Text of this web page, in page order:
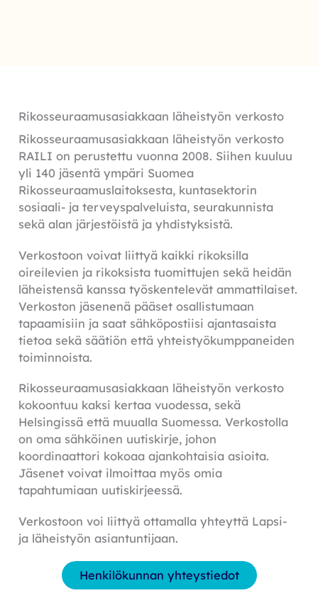
Rikosseuraamusasiakkaan läheistyön verkosto
Rikosseuraamusasiakkaan läheistyön verkosto
RAILI on perustettu vuonna 2008. Siihen kuuluu
yli 140 jäsentä ympäri Suomea
Rikosseuraamuslaitoksesta, kuntasektorin
sosiaali- ja terveyspalveluista, seurakunnista
sekä alan järjestöistä ja yhdistyksistä.
Verkostoon voivat liittyä kaikki rikoksilla
oireilevien ja rikoksista tuomittujen sekä heidän
läheistensä kanssa työskentelevät ammattilaiset.
Verkoston jäsenenä pääset osallistumaan
tapaamisiin ja saat sähköpostiisi ajantasaista
tietoa sekä säätiön että yhteistyökumppaneiden
toiminnoista.
Rikosseuraamusasiakkaan läheistyön verkosto
kokoontuu kaksi kertaa vuodessa, sekä
Helsingissä että muualla Suomessa. Verkostolla
on oma sähköinen uutiskirje, johon
koordinaattori kokoaa ajankohtaisia asioita.
Jäsenet voivat ilmoittaa myös omia
tapahtumiaan uutiskirjeessä.
Verkostoon voi liittyä ottamalla yhteyttä Lapsi-
ja läheistyön asiantuntijaan.
Henkilökunnan yhteystiedot